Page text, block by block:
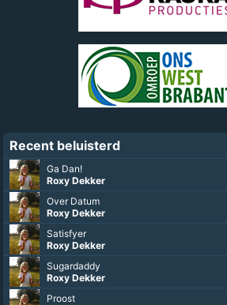
Recent beluisterd
Ga Dan!
Roxy Dekker
Over Datum
Roxy Dekker
Satisfyer
Roxy Dekker
Sugardaddy
Roxy Dekker
Proost